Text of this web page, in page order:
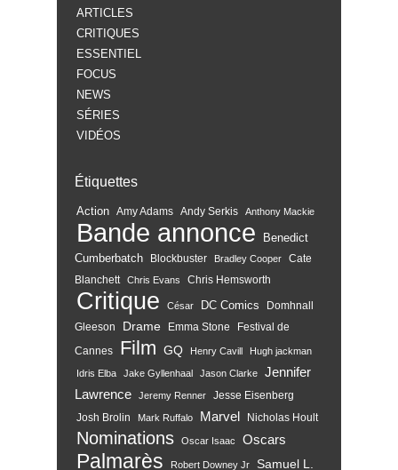
ARTICLES
CRITIQUES
ESSENTIEL
FOCUS
NEWS
SÉRIES
VIDÉOS
Étiquettes
Action Amy Adams Andy Serkis Anthony Mackie
Bande annonce
Benedict
Cumberbatch
Blockbuster Bradley Cooper
Cate
Blanchett
Chris Evans Chris Hemsworth
Critique César DC Comics
Domhnall
Gleeson
Drame Emma Stone
Festival de
Cannes
Film GQ Henry Cavill Hugh jackman
Idris Elba Jake Gyllenhaal Jason Clarke
Jennifer
Lawrence
Jeremy Renner
Jesse Eisenberg
Josh Brolin
Mark Ruffalo Marvel Nicholas Hoult
Nominations Oscar Isaac Oscars
Palmarès Robert Downey Jr Samuel L.